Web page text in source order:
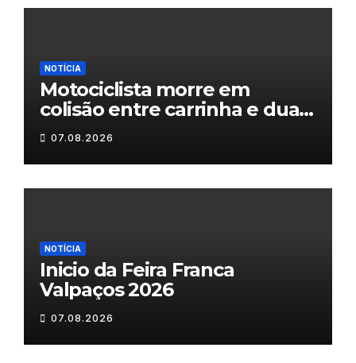
NOTÍCIA
Motociclista morre em
colisão entre carrinha e duas
motas em Chaves
07.08.2026
NOTÍCIA
Inicio da Feira Franca
Valpaços 2026
07.08.2026